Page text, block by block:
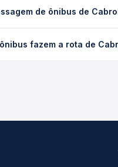
Na Quero Passagem
de ônibus de
Na Quero Passagem
fazem a rota de